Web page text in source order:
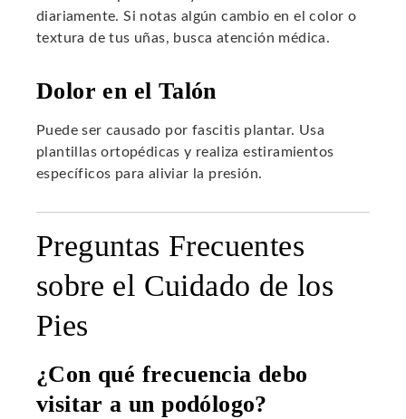
diariamente. Si notas algún cambio en el color o
textura de tus uñas, busca atención médica.
Dolor en el Talón
Puede ser causado por fascitis plantar. Usa
plantillas ortopédicas y realiza estiramientos
específicos para aliviar la presión.
Preguntas Frecuentes
sobre el Cuidado de los
Pies
¿Con qué frecuencia debo
visitar a un podólogo?